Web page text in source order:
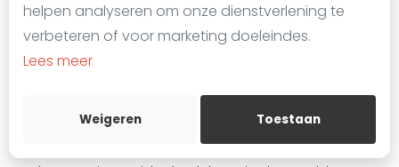
helpen analyseren om onze dienstverlening te
verbeteren of voor marketing doeleindes.
Lees meer
Weigeren Toestaan
Squash Den Haag
indoor.
Squashbanen in Nederweert
iedereen die deze trend wil uitproberen of zijn
vaardigheden wil verbeteren. Of het nu gaat om
training, informele wedstrijden of competities,